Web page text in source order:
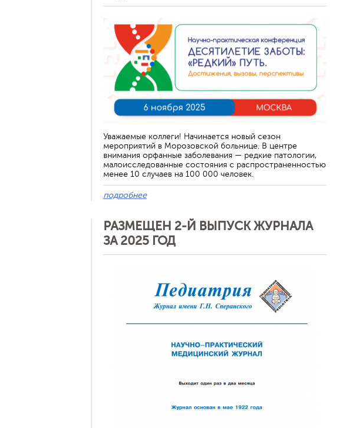
Уважаемые коллеги! Начинается новый сезон
мероприятий в Морозовской больнице. В центре
внимания орфанные заболевания — редкие патологии,
малоисследованные состояния с распространенностью
менее 10 случаев на 100 000 человек.
подробнее
РАЗМЕЩЕН 2-Й ВЫПУСК ЖУРНАЛА
ЗА 2025 ГОД
Отменить